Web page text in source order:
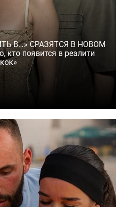
В…» СРАЗЯТСЯ В НОВОМ
кто появится в реалити